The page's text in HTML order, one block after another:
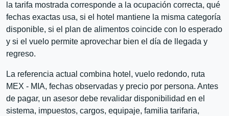
la tarifa mostrada corresponde a la ocupación correcta, qué
fechas exactas usa, si el hotel mantiene la misma categoría
disponible, si el plan de alimentos coincide con lo esperado
y si el vuelo permite aprovechar bien el día de llegada y
regreso.
La referencia actual combina hotel, vuelo redondo, ruta
MEX - MIA, fechas observadas y precio por persona. Antes
de pagar, un asesor debe revalidar disponibilidad en el
sistema, impuestos, cargos, equipaje, familia tarifaria,